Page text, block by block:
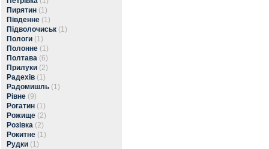
Пирятин (1)
Південне (1)
Підволочиськ (1)
Пологи (1)
Полонне (1)
Полтава (6)
Прилуки (2)
Радехів (1)
Радомишль (1)
Рівне (9)
Рогатин (1)
Рожище (2)
Розівка (2)
Рокитне (1)
Рудки (1)